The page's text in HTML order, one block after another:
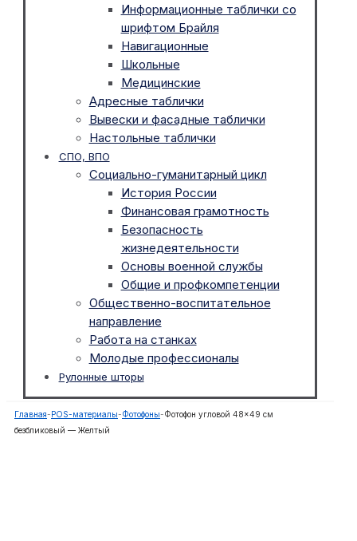
Информационные таблички со
шрифтом Брайля
Навигационные
Школьные
Медицинские
Адресные таблички
Вывески и фасадные таблички
Настольные таблички
СПО, ВПО
Социально-гуманитарный цикл
История России
Финансовая грамотность
Безопасность
жизнедеятельности
Основы военной службы
Общие и профкомпетенции
Общественно-воспитательное
направление
Работа на станках
Молодые профессионалы
Рулонные шторы
Главная-POS-материалы-Фотофоны-Фотофон угловой 48×49 см
безбликовый — Желтый